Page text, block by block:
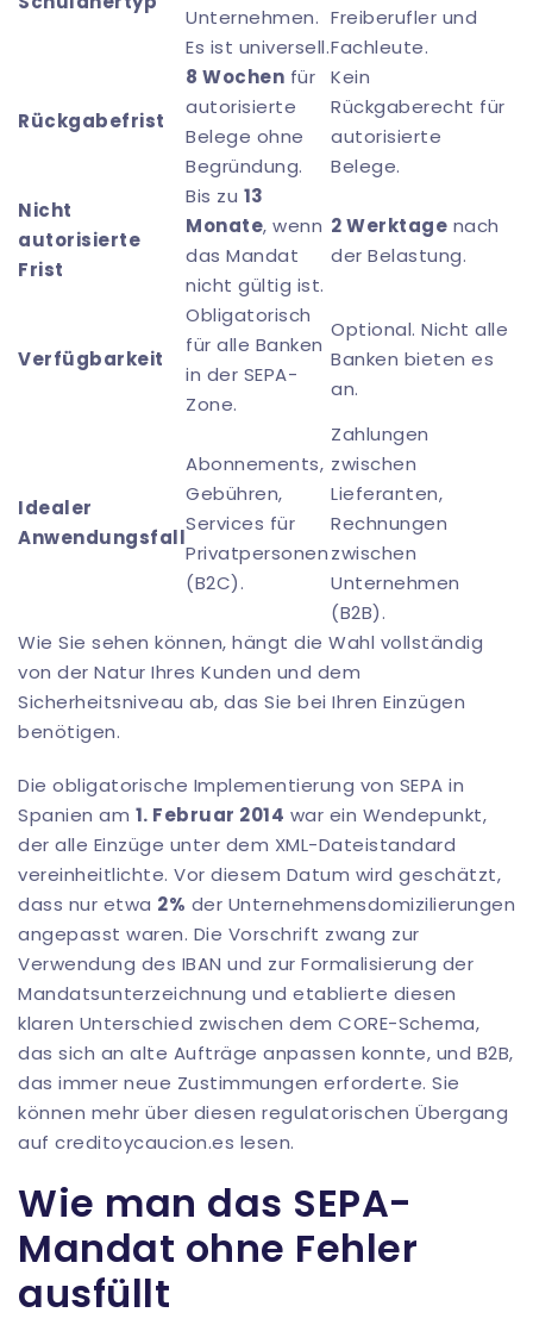
Unternehmen.
Es ist universell.
Freiberufler und
Fachleute.
Rückgabefrist
8 Wochen für
autorisierte
Belege ohne
Begründung.
Kein
Rückgaberecht für
autorisierte
Belege.
Nicht
autorisierte
Frist
Bis zu 13
Monate, wenn
das Mandat
nicht gültig ist.
2 Werktage nach
der Belastung.
Verfügbarkeit
Obligatorisch
für alle Banken
in der SEPA-
Zone.
Optional. Nicht alle
Banken bieten es
an.
Idealer
Anwendungsfall
Abonnements,
Gebühren,
Services für
Privatpersonen
(B2C).
Zahlungen
zwischen
Lieferanten,
Rechnungen
zwischen
Unternehmen
(B2B).
Wie Sie sehen können, hängt die Wahl vollständig
von der Natur Ihres Kunden und dem
Sicherheitsniveau ab, das Sie bei Ihren Einzügen
benötigen.
Die obligatorische Implementierung von SEPA in
Spanien am 1. Februar 2014 war ein Wendepunkt,
der alle Einzüge unter dem XML-Dateistandard
vereinheitlichte. Vor diesem Datum wird geschätzt,
dass nur etwa 2% der Unternehmensdomizilierungen
angepasst waren. Die Vorschrift zwang zur
Verwendung des IBAN und zur Formalisierung der
Mandatsunterzeichnung und etablierte diesen
klaren Unterschied zwischen dem CORE-Schema,
das sich an alte Aufträge anpassen konnte, und B2B,
das immer neue Zustimmungen erforderte. Sie
können mehr über diesen regulatorischen Übergang
auf creditoycaucion.es lesen.
Wie man das SEPA-
Mandat ohne Fehler
ausfüllt